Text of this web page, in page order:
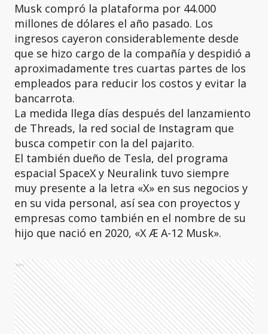
Musk compró la plataforma por 44.000
millones de dólares el año pasado. Los
ingresos cayeron considerablemente desde
que se hizo cargo de la compañía y despidió a
aproximadamente tres cuartas partes de los
empleados para reducir los costos y evitar la
bancarrota.
La medida llega días después del lanzamiento
de Threads, la red social de Instagram que
busca competir con la del pajarito.
El también dueño de Tesla, del programa
espacial SpaceX y Neuralink tuvo siempre
muy presente a la letra «X» en sus negocios y
en su vida personal, así sea con proyectos y
empresas como también en el nombre de su
hijo que nació en 2020, «X Æ A-12 Musk».
Ads